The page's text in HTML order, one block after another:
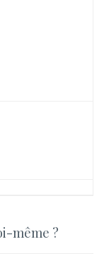
même ?